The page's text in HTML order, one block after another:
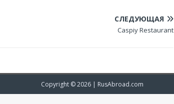
СЛЕДУЮЩАЯ
Caspiy Restaurant
Copyright © 2026 | RusAbroad.com